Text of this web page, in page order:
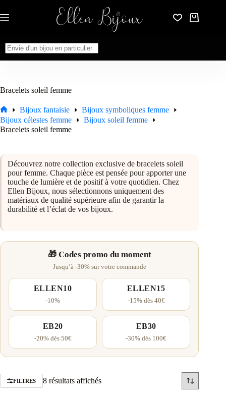
au
contenu
Panier
Bracelets soleil femme
Accueil
Bijoux fantaisie
Bijoux symboliques femme
Bijoux célestes femme
Bijoux soleil femme
Bracelets soleil femme
Découvrez notre collection exclusive de bracelets soleil
pour femme. Chaque pièce est pensée pour apporter une
touche de lumière et de positif à votre quotidien. Chez
Ellen Bijoux, nous sélectionnons uniquement des
matériaux de qualité supérieure afin de garantir la
durabilité et l’éclat de vos bijoux.
🎁 Codes promo du moment
Jusqu’à -30% sur votre commande
ELLEN10
-10%
ELLEN15
-15% dès 40€
EB20
-20% dès 50€
EB30
-30% dès 100€
FILTRES 8 résultats affichésTrié